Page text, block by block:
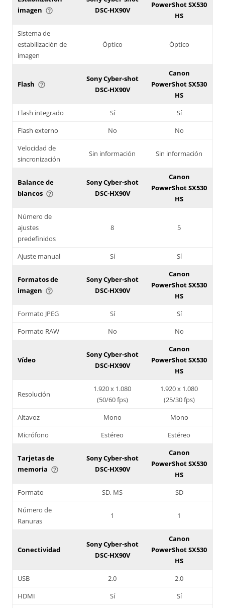
imagen help_outline
DSC-HX90V
PowerShot SX530
HS
Sistema de
estabilización de
imagen
Óptico Óptico
Flash help_outline
Sony Cyber-shot
DSC-HX90V
Canon
PowerShot SX530
HS
Flash integrado
Sí
Sí
Flash externo
No
No
Velocidad de
sincronización
Sin información Sin información
Balance de
blancos help_outline
Sony Cyber-shot
DSC-HX90V
Canon
PowerShot SX530
HS
Número de
ajustes
predefinidos
8 5
Ajuste manual Sí Sí
Formatos de
imagen help_outline
Sony Cyber-shot
DSC-HX90V
Canon
PowerShot SX530
HS
Formato JPEG
Sí
Sí
Formato RAW
No No
Vídeo
Sony Cyber-shot
DSC-HX90V
Canon
PowerShot SX530
HS
Resolución
1.920 x 1.080
(50/60 fps)
1.920 x 1.080
(25/30 fps)
Altavoz
Mono
Mono
Micrófono
Estéreo Estéreo
Tarjetas de
memoria help_outline
Sony Cyber-shot
DSC-HX90V
Canon
PowerShot SX530
HS
Formato
SD, MS
SD
Número de
Ranuras
1 1
Conectividad
Sony Cyber-shot
DSC-HX90V
Canon
PowerShot SX530
HS
USB
2.0
2.0
HDMI
Sí
Sí